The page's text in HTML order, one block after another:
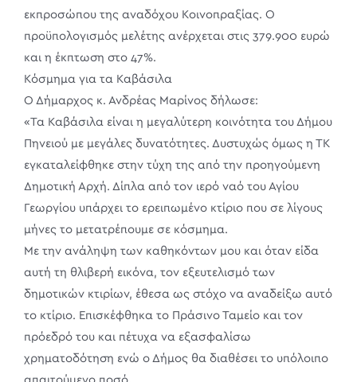
εκπροσώπου της αναδόχου Κοινοπραξίας. Ο
προϋπολογισμός μελέτης ανέρχεται στις 379.900 ευρώ
και η έκπτωση στο 47%.
Κόσμημα για τα Καβάσιλα
Ο Δήμαρχος κ. Ανδρέας Μαρίνος δήλωσε:
«Τα Καβάσιλα είναι η μεγαλύτερη κοινότητα του Δήμου
Πηνειού με μεγάλες δυνατότητες. Δυστυχώς όμως η ΤΚ
εγκαταλείφθηκε στην τύχη της από την προηγούμενη
Δημοτική Αρχή. Δίπλα από τον ιερό ναό του Αγίου
Γεωργίου υπάρχει το ερειπωμένο κτίριο που σε λίγους
μήνες το μετατρέπουμε σε κόσμημα.
Με την ανάληψη των καθηκόντων μου και όταν είδα
αυτή τη θλιβερή εικόνα, τον εξευτελισμό των
δημοτικών κτιρίων, έθεσα ως στόχο να αναδείξω αυτό
το κτίριο. Επισκέφθηκα το Πράσινο Ταμείο και τον
πρόεδρό του και πέτυχα να εξασφαλίσω
χρηματοδότηση ενώ ο Δήμος θα διαθέσει το υπόλοιπο